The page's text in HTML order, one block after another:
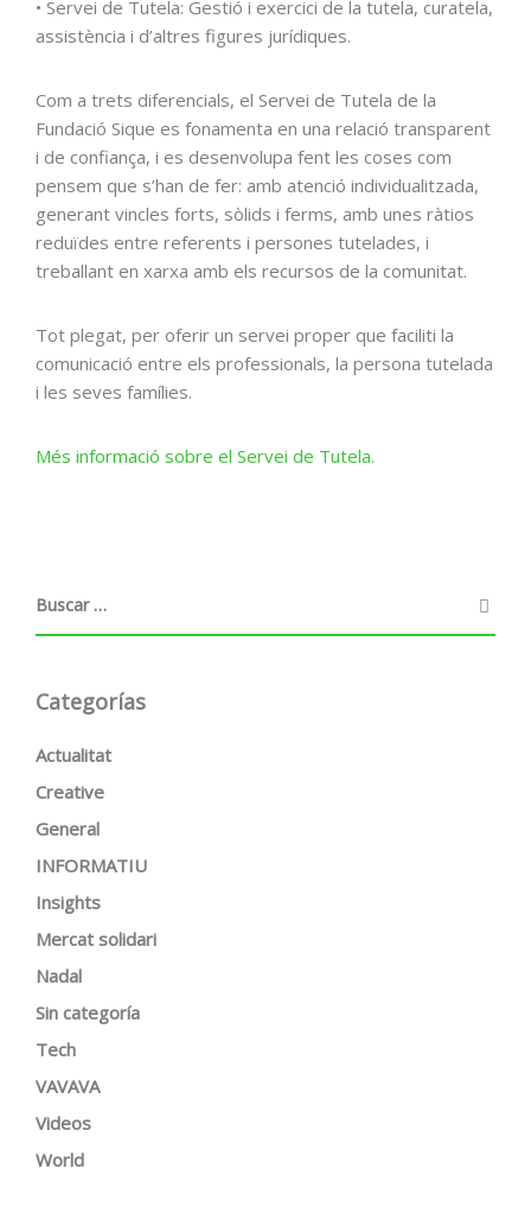
• Servei de Tutela: Gestió i exercici de la tutela, curatela,
assistència i d’altres figures jurídiques.
Com a trets diferencials, el Servei de Tutela de la
Fundació Sique es fonamenta en una relació transparent
i de confiança, i es desenvolupa fent les coses com
pensem que s’han de fer: amb atenció individualitzada,
generant vincles forts, sòlids i ferms, amb unes ràtios
reduïdes entre referents i persones tutelades, i
treballant en xarxa amb els recursos de la comunitat.
Tot plegat, per oferir un servei proper que faciliti la
comunicació entre els professionals, la persona tutelada
i les seves famílies.
Més informació sobre el Servei de Tutela.
Categorías
Actualitat
Creative
General
INFORMATIU
Insights
Mercat solidari
Nadal
Sin categoría
Tech
VAVAVA
Videos
World